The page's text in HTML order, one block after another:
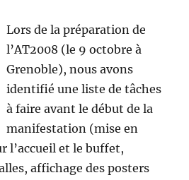
Lors de la préparation de
l’AT2008 (le 9 octobre à
Grenoble), nous avons
identifié une liste de tâches
à faire avant le début de la
manifestation (mise en
l’accueil et le buffet,
affichage des posters